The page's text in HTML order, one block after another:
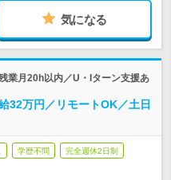
気になる
業月20h以内／U・Iターン支援あ
32万円／リモートOK／土日
学歴不問 完全週休2日制